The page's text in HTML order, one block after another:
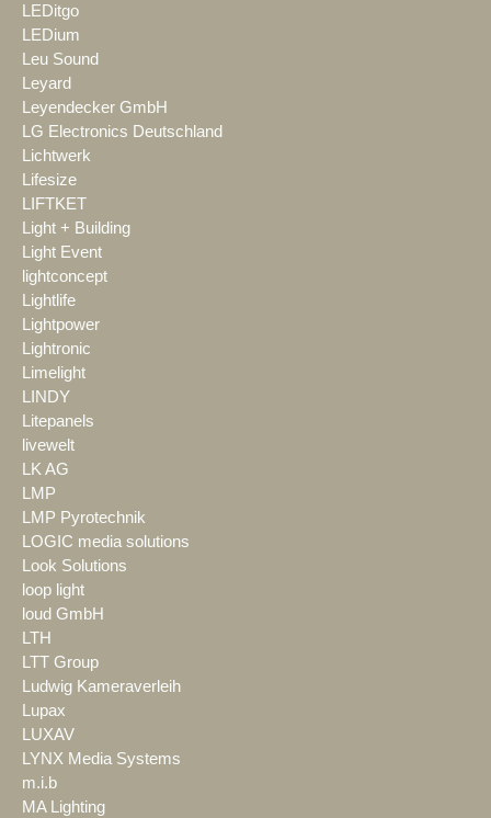
LEDitgo
LEDium
Leu Sound
Leyard
Leyendecker GmbH
LG Electronics Deutschland
Lichtwerk
Lifesize
LIFTKET
Light + Building
Light Event
lightconcept
Lightlife
Lightpower
Lightronic
Limelight
LINDY
Litepanels
livewelt
LK AG
LMP
LMP Pyrotechnik
LOGIC media solutions
Look Solutions
loop light
loud GmbH
LTH
LTT Group
Ludwig Kameraverleih
Lupax
LUXAV
LYNX Media Systems
m.i.b
MA Lighting